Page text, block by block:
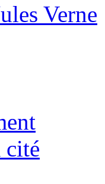
Verne
cité